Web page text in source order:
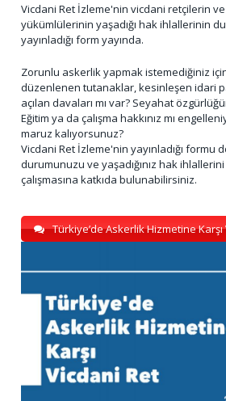
Vicdani Ret İzleme'nin vicdani retçilerin
yükümlülerinin yaşadığı hak ihlallerinin
yayınladığı form yayında.
Zorunlu askerlik yapmak istemediğiniz
düzenlenen tutanaklar, kesinleşen idari
açılan davaları mı var? Seyahat
Eğitim ya da çalışma hakkınız mı
maruz kalıyorsunuz?
Vicdani Ret İzleme'nin yayınladığı formu
durumunuzu ve yaşadığınız hak
çalışmasına katkıda bulunabilirsiniz.
Türkiye’de Askerlik Hizmetine Karşı